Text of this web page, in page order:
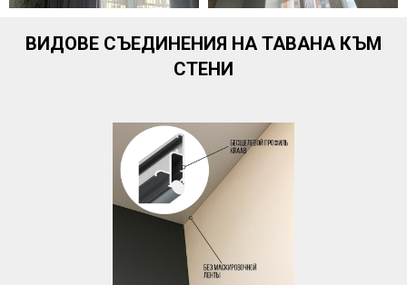
ВИДОВЕ СЪЕДИНЕНИЯ НА ТАВАНА КЪМ
СТЕНИ